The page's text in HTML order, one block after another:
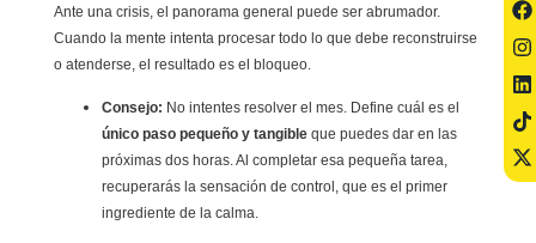
Ante una crisis, el panorama general puede ser abrumador.
Cuando la mente intenta procesar todo lo que debe reconstruirse
o atenderse, el resultado es el bloqueo.
Consejo: No intentes resolver el mes. Define cuál es el
único paso pequeño y tangibleque puedes dar en las
próximas dos horas. Al completar esa pequeña tarea,
recuperarás la sensación de control, que es el primer
ingrediente de la calma.